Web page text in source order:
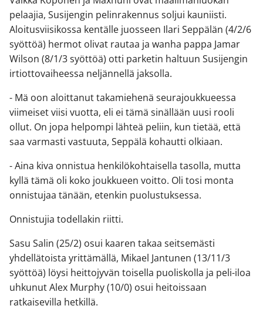
pelaajia, Susijengin pelinrakennus soljui kauniisti.
Aloitusviisikossa kentälle juosseen Ilari Seppälän (4/2/6
syöttöä) hermot olivat rautaa ja wanha pappa Jamar
Wilson (8/1/3 syöttöä) otti parketin haltuun Susijengin
irtiottovaiheessa neljännellä jaksolla.
- Mä oon aloittanut takamiehenä seurajoukkueessa
viimeiset viisi vuotta, eli ei tämä sinällään uusi rooli
ollut. On jopa helpompi lähteä peliin, kun tietää, että
saa varmasti vastuuta, Seppälä kohautti olkiaan.
- Aina kiva onnistua henkilökohtaisella tasolla, mutta
kyllä tämä oli koko joukkueen voitto. Oli tosi monta
onnistujaa tänään, etenkin puolustuksessa.
Onnistujia todellakin riitti.
Sasu Salin (25/2) osui kaaren takaa seitsemästi
yhdellätoista yrittämällä, Mikael Jantunen (13/11/3
syöttöä) löysi heittojyvän toisella puoliskolla ja peli-iloa
uhkunut Alex Murphy (10/0) osui heitoissaan
ratkaisevilla hetkillä.